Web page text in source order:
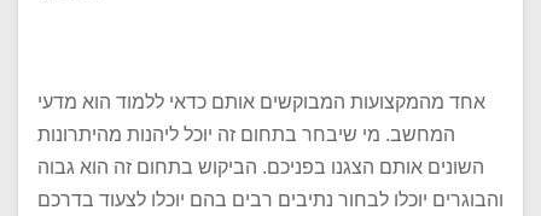
אחד מהמקצועות המבוקשים אותם כדאי ללמוד הוא מדעי
המחשב. מי שיבחר בתחום זה יוכל ליהנות מהיתרונות
השונים אותם הצגנו בפניכם. הביקוש בתחום זה הוא גבוה
והבוגרים יוכלו לבחור נתיבים רבים בהם יוכלו לצעוד בדרכם